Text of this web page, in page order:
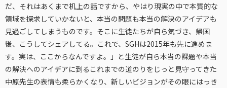
だ、それはあくまで机上の話ですから、やはり現実の中で本質的な
領域を探求していかないと、本当の問題も本当の解決のアイデアも
見過ごしてしまうものです。そこに生徒たちが自ら気づき、帰国
後、こうしてシェアしてる。これで、SGHは2015年も先に進めま
す。実は、ここからなんですよ。」と生徒が自ら本当の課題や本当
の解決へのアイデアに到るこれまでの道のりをじっと見守ってきた
中原先生の表情も柔らかくなり、新しいビジョンがその眼にはっき